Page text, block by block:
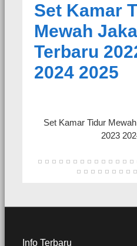
Set Kamar
Mewah
Terbaru
2024 2025
Set Kamar Tidur
2023
Info Terbaru